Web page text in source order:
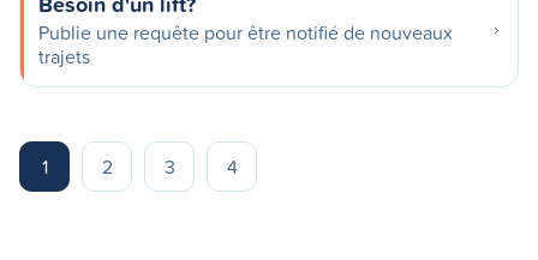
Publie une requête pour être notifié de nouveaux
trajets
1 2 3 4